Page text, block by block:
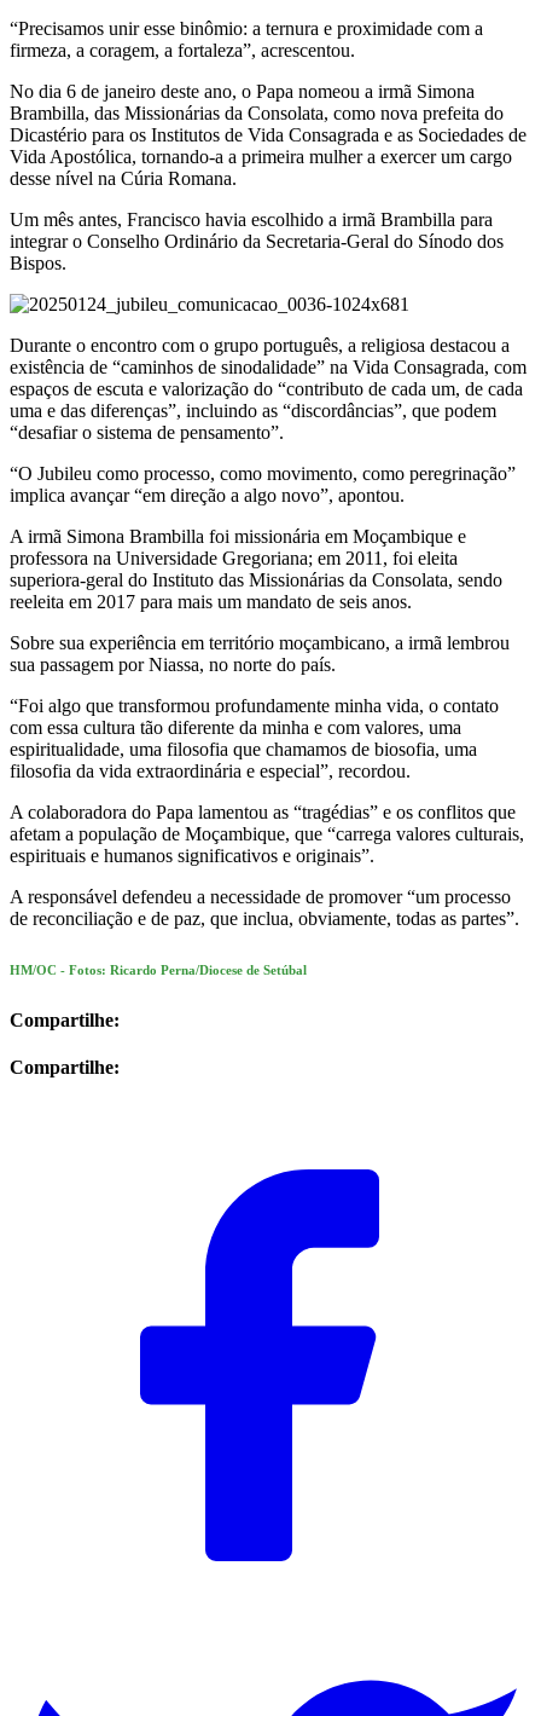
“Precisamos unir esse binômio: a ternura e proximidade com a
firmeza, a coragem, a fortaleza”, acrescentou.
No dia 6 de janeiro deste ano, o Papa nomeou a irmã Simona
Brambilla, das Missionárias da Consolata, como nova prefeita do
Dicastério para os Institutos de Vida Consagrada e as Sociedades de
Vida Apostólica, tornando-a a primeira mulher a exercer um cargo
desse nível na Cúria Romana.
Um mês antes, Francisco havia escolhido a irmã Brambilla para
integrar o Conselho Ordinário da Secretaria-Geral do Sínodo dos
Bispos.
Durante o encontro com o grupo português, a religiosa destacou a
existência de “caminhos de sinodalidade” na Vida Consagrada, com
espaços de escuta e valorização do “contributo de cada um, de cada
uma e das diferenças”, incluindo as “discordâncias”, que podem
“desafiar o sistema de pensamento”.
“O Jubileu como processo, como movimento, como peregrinação”
implica avançar “em direção a algo novo”, apontou.
A irmã Simona Brambilla foi missionária em Moçambique e
professora na Universidade Gregoriana; em 2011, foi eleita
superiora-geral do Instituto das Missionárias da Consolata, sendo
reeleita em 2017 para mais um mandato de seis anos.
Sobre sua experiência em território moçambicano, a irmã lembrou
sua passagem por Niassa, no norte do país.
“Foi algo que transformou profundamente minha vida, o contato
com essa cultura tão diferente da minha e com valores, uma
espiritualidade, uma filosofia que chamamos de biosofia, uma
filosofia da vida extraordinária e especial”, recordou.
A colaboradora do Papa lamentou as “tragédias” e os conflitos que
afetam a população de Moçambique, que “carrega valores culturais,
espirituais e humanos significativos e originais”.
A responsável defendeu a necessidade de promover “um processo
de reconciliação e de paz, que inclua, obviamente, todas as partes”.
HM/OC - Fotos: Ricardo Perna/Diocese de Setúbal
Compartilhe:
Compartilhe: